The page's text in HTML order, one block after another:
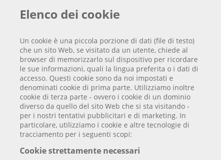
Elenco dei cookie
Un cookie è una piccola porzione di dati (file di testo)
che un sito Web, se visitato da un utente, chiede al
browser di memorizzarlo sul dispositivo per ricordare
le sue informazioni, quali la lingua preferita o i dati di
accesso. Questi cookie sono da noi impostati e
denominati cookie di prima parte. Utilizziamo inoltre
cookie di terza parte - ovvero i cookie di un dominio
diverso da quello del sito Web che si sta visitando -
per i nostri tentativi pubblicitari e di marketing. In
particolare, utilizziamo i cookie e altre tecnologie di
tracciamento per i seguenti scopi:
Cookie strettamente necessari